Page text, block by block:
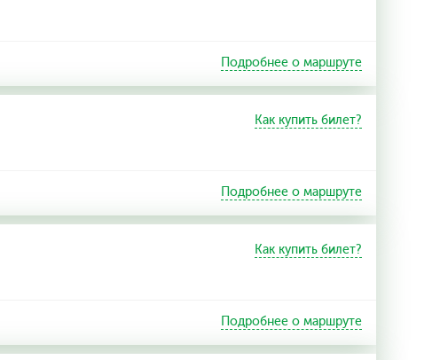
Подробнее о маршруте
Как купить билет?
Подробнее о маршруте
Как купить билет?
Подробнее о маршруте